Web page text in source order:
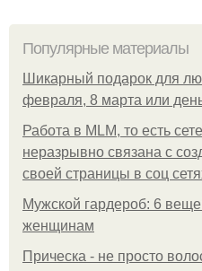
Популярные материалы
Шикарный подарок для
февраля, 8 марта или
Работа в MLM, то есть
неразрывно связана с
своей страницы в соц
Мужской гардероб: 6
женщинам
Прическа - не просто